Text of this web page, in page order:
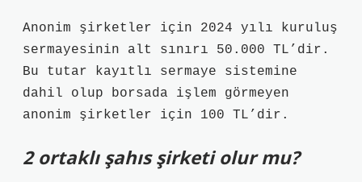
Anonim şirketler için 2024 yılı kuruluş
sermayesinin alt sınırı 50.000 TL’dir.
Bu tutar kayıtlı sermaye sistemine
dahil olup borsada işlem görmeyen
anonim şirketler için 100 TL’dir.
2 ortaklı şahıs şirketi olur mu?